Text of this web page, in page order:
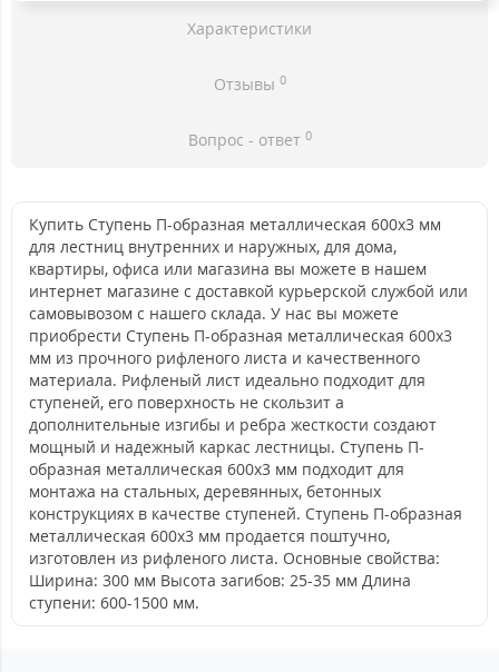
Характеристики
Отзывы 0
Вопрос - ответ 0
Купить Ступень П-образная металлическая 600x3 мм
для лестниц внутренних и наружных, для дома,
квартиры, офиса или магазина вы можете в нашем
интернет магазине с доставкой курьерской службой или
самовывозом с нашего склада. У нас вы можете
приобрести Ступень П-образная металлическая 600x3
мм из прочного рифленого листа и качественного
материала. Рифленый лист идеально подходит для
ступеней, его поверхность не скользит а
дополнительные изгибы и ребра жесткости создают
мощный и надежный каркас лестницы. Ступень П-
образная металлическая 600x3 мм подходит для
монтажа на стальных, деревянных, бетонных
конструкциях в качестве ступеней. Ступень П-образная
металлическая 600x3 мм продается поштучно,
изготовлен из рифленого листа. Основные свойства:
Ширина: 300 мм Высота загибов: 25-35 мм Длина
ступени: 600-1500 мм.